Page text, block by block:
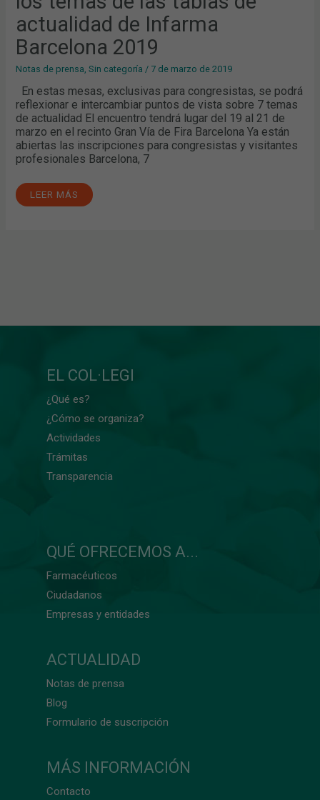
actualidad de Infarma
Barcelona 2019
Notas de prensa ,Sin categoría / 7 de marzo de 2019
En estas mesas, exclusivas para congresistas, se podrá
reflexionar e intercambiar puntos de vista sobre 7 temas
de actualidad El encuentro tendrá lugar del 19 al 21 de
marzo en el recinto Gran Vía de Fira Barcelona Ya están
abiertas las inscripciones para congresistas y visitantes
profesionales Barcelona, 7
TABLAS
DE
ACTUALIDAD
DE
INFARMA
BARCELONA
2019
LEER MÁS
EL COL·LEGI
¿Qué es?
¿Cómo se organiza?
Actividades
Trámitas
Transparencia
QUÉ OFRECEMOS A...
Farmacéuticos
Ciudadanos
Empresas y entidades
ACTUALIDAD
Notas de prensa
Blog
Formulario de suscripción
MÁS INFORMACIÓN
Contacto